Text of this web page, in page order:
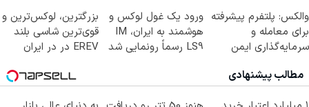
والکس: پلتفرم پیشرفته
برای معامله و
سرمایه‌گذاری ایمن
ورود یک غول لوکس و
هوشمند به ایران، IM
LS9 رسماً رونمایی شد
بزرگترین، لوکس‌ترین و
قوی‌ترین شاسی بلند
EREV در در ایران
مطالب پیشنهادی